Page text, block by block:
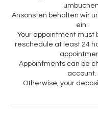
Ansonsten behalten wir
ein.
Your appointment must
reschedule at least 24
Appointments can be
account.
Otherwise, your